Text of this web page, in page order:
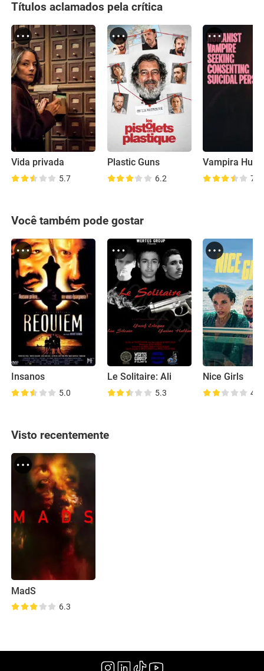
Títulos aclamados pela crítica
Vida privada
5.7
Plastic Guns
6.2 7.1
Você também pode gostar
Insanos
5.0
Le Solitaire: Ali
5.3
Nice Girls
4.3
Visto recentemente
MadS
6.3